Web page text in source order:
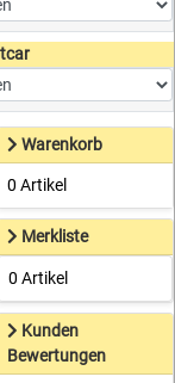
Warenkorb
0 Artikel
Merkliste
0 Artikel
Kunden
Bewertungen